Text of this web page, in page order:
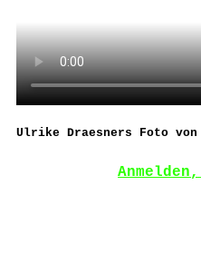
Ulrike Draesners Foto